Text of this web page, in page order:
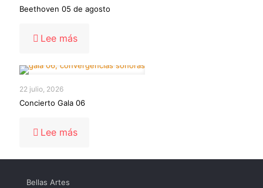
Beethoven 05 de agosto
Lee más-
de
22 julio, 2026
Concierto Gala 06
Lee más-
Bellas Artes